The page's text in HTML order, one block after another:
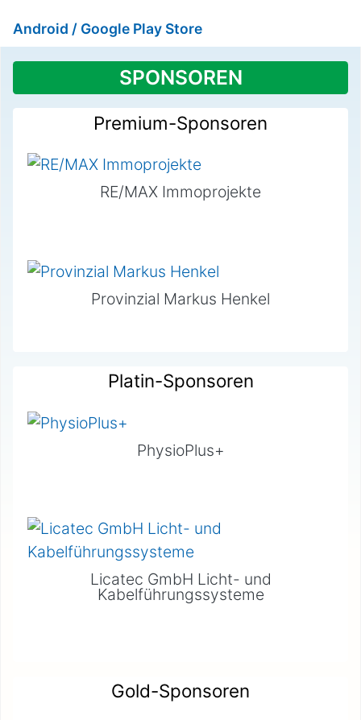
Android / Google Play Store
SPONSOREN
Premium-Sponsoren
RE/MAX Immoprojekte
Provinzial Markus Henkel
Platin-Sponsoren
PhysioPlus+
Licatec GmbH Licht- und
Kabelführungssysteme
Gold-Sponsoren